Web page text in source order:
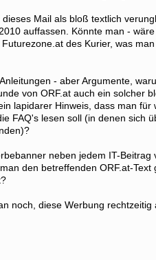
Mail als bloß textlich
auffassen. Könnte man -
des Kurier, was
- aber Argumente,
von ORF.at auch ein solcher
lapidarer Hinweis, dass man für
FAQ's lesen soll (in denen sich
neben jedem IT-Beitrag
den betreffenden ORF.at-Text
noch, diese Werbung rechtzeitig